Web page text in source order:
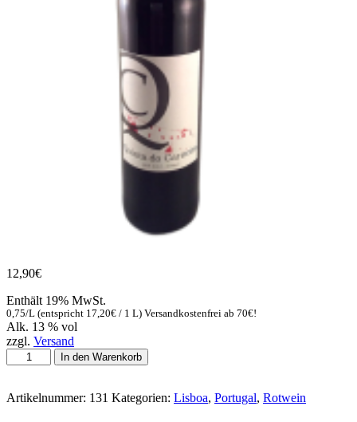
12,90€
Enthält 19% MwSt.
0,75/L (entspricht 17,20€ / 1 L) Versandkostenfrei ab 70€!
Alk. 13 % vol
zzgl. Versand
Quinta
do
von
In den Warenkorb
Artikelnummer: 131 Kategorien: Lisboa, Portugal, Rotwein